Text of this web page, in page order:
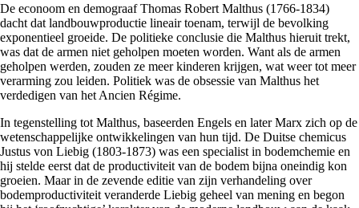
De econoom en demograaf Thomas Robert Malthus (1766-1834)
dacht dat landbouwproductie lineair toenam, terwijl de bevolking
exponentieel groeide. De politieke conclusie die Malthus hieruit trekt,
was dat de armen niet geholpen moeten worden. Want als de armen
geholpen werden, zouden ze meer kinderen krijgen, wat weer tot meer
verarming zou leiden. Politiek was de obsessie van Malthus het
verdedigen van het Ancien Régime.
In tegenstelling tot Malthus, baseerden Engels en later Marx zich op de
wetenschappelijke ontwikkelingen van hun tijd. De Duitse chemicus
Justus von Liebig (1803-1873) was een specialist in bodemchemie en
hij stelde eerst dat de productiviteit van de bodem bijna oneindig kon
groeien. Maar in de zevende editie van zijn verhandeling over
bodemproductiviteit veranderde Liebig geheel van mening en begon